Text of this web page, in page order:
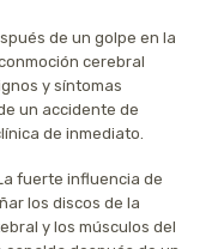
de un golpe en la
cerebral
y síntomas
un accidente de
de inmediato.
fuerte influencia de
los discos de la
y los músculos del